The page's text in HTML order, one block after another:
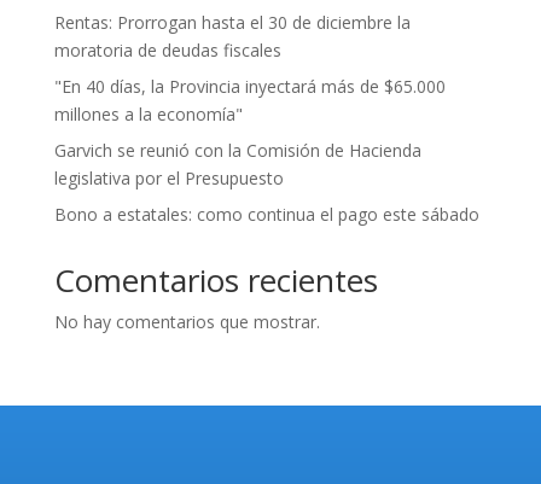
Rentas: Prorrogan hasta el 30 de diciembre la
moratoria de deudas fiscales
"En 40 días, la Provincia inyectará más de $65.000
millones a la economía"
Garvich se reunió con la Comisión de Hacienda
legislativa por el Presupuesto
Bono a estatales: como continua el pago este sábado
Comentarios recientes
No hay comentarios que mostrar.